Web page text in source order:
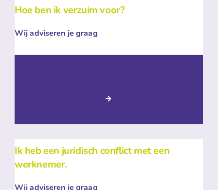
Hoe ben ik verzuim voor?
Wij adviseren je graag
Ik heb een juridisch conflict met een
werknemer.
Wij adviseren je graag